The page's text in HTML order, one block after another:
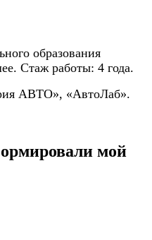
образования
Стаж работы: 4 года.
АВТО», «АвтоЛаб».
мой